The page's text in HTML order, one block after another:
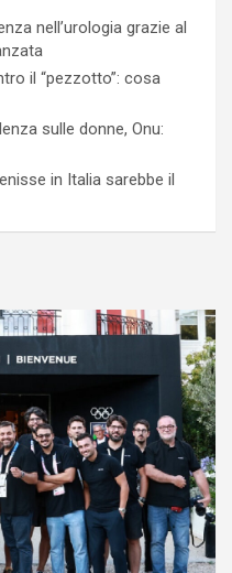
nell’urologia grazie al
il “pezzotto”: cosa
sulle donne, Onu:
in Italia sarebbe il